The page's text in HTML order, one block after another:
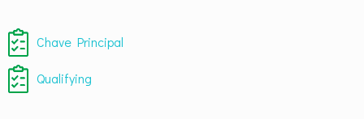
Chave Principal
Qualifying